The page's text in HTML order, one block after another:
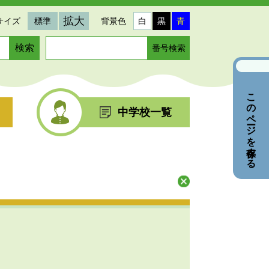
イズ 標準 拡大 背景色 白 黒 青
番
号
入
力
中学校一覧 このページを保存する